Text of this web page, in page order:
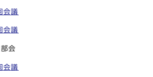
会議
会議
会
会議